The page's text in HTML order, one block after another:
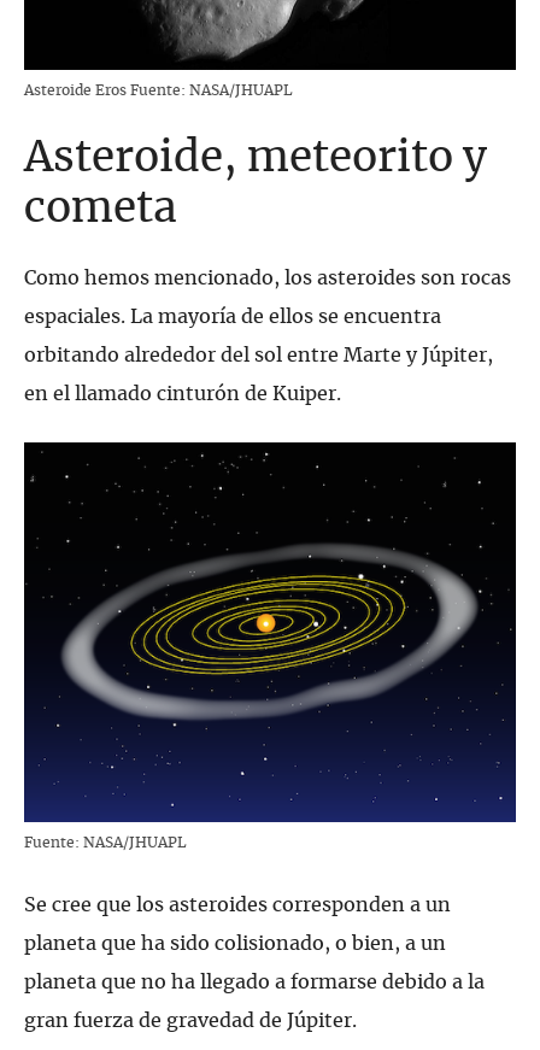
Asteroide Eros Fuente: NASA/JHUAPL
Asteroide, meteorito y
cometa
Como hemos mencionado, los asteroides son rocas
espaciales. La mayoría de ellos se encuentra
orbitando alrededor del sol entre Marte y Júpiter,
en el llamado cinturón de Kuiper.
Fuente: NASA/JHUAPL
Se cree que los asteroides corresponden a un
planeta que ha sido colisionado, o bien, a un
planeta que no ha llegado a formarse debido a la
gran fuerza de gravedad de Júpiter.